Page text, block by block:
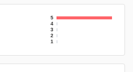
5
4
3
2
1